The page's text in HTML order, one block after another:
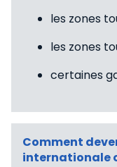
les zones
les zones
certaines
Comment
internationale